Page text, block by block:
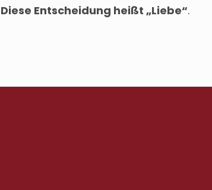
Diese Entscheidung heißt „Liebe“.